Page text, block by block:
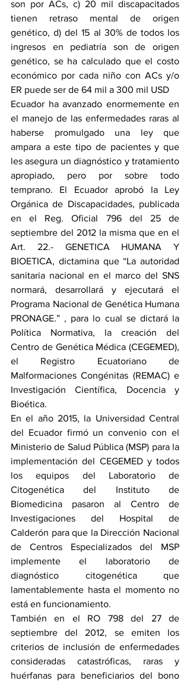
son por ACs, c) 20 mil discapacitados
tienen retraso mental de origen
genético, d) del 15 al 30% de todos los
ingresos en pediatría son de origen
genético, se ha calculado que el costo
económico por cada niño con ACs y/o
ER puede ser de 64 mil a 300 mil USD
Ecuador ha avanzado enormemente en
el manejo de las enfermedades raras al
haberse promulgado una ley que
ampara a este tipo de pacientes y que
les asegura un diagnóstico y tratamiento
apropiado, pero por sobre todo
temprano. El Ecuador aprobó la Ley
Orgánica de Discapacidades, publicada
en el Reg. Oficial 796 del 25 de
septiembre del 2012 la misma que en el
Art. 22.- GENETICA HUMANA Y
BIOETICA, dictamina que “La autoridad
sanitaria nacional en el marco del SNS
normará, desarrollará y ejecutará el
Programa Nacional de Genética Humana
PRONAGE.” , para lo cual se dictará la
Política Normativa, la creación del
Centro de Genética Médica (CEGEMED),
el Registro Ecuatoriano de
Malformaciones Congénitas (REMAC) e
Investigación Científica, Docencia y
Bioética.
En el año 2015, la Universidad Central
del Ecuador firmó un convenio con el
Ministerio de Salud Pública (MSP) para la
implementación del CEGEMED y todos
los equipos del Laboratorio de
Citogenética del Instituto de
Biomedicina pasaron al Centro de
Investigaciones del Hospital de
Calderón para que la Dirección Nacional
de Centros Especializados del MSP
implemente el laboratorio de
diagnóstico citogenética que
lamentablemente hasta el momento no
está en funcionamiento.
También en el RO 798 del 27 de
septiembre del 2012, se emiten los
criterios de inclusión de enfermedades
consideradas catastróficas, raras y
huérfanas para beneficiarios del bono